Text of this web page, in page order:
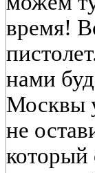
время!
нами
Москвы
не
который